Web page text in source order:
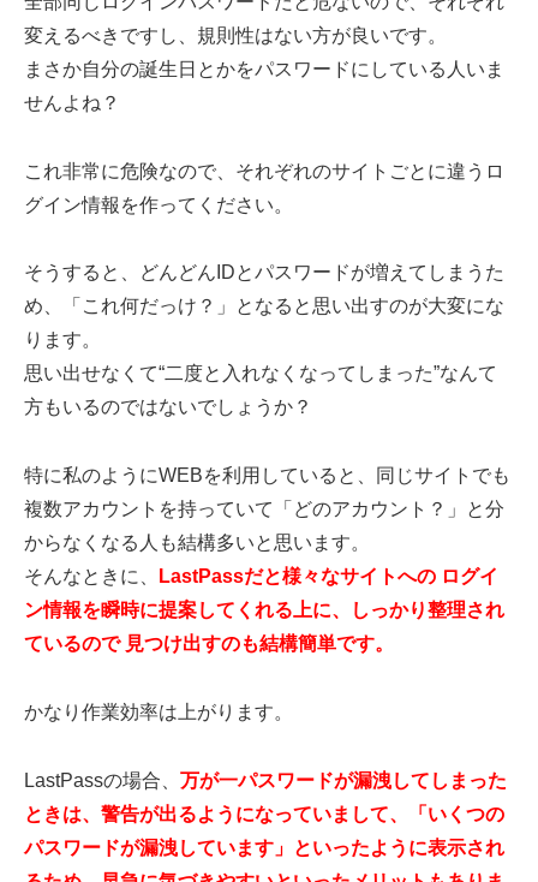
変えるべきですし、規則性はない方が良いです。
まさか自分の誕生日とかをパスワードにしている人いま
せんよね？
これ非常に危険なので、それぞれのサイトごとに違うロ
グイン情報を作ってください。
そうすると、どんどんIDとパスワードが増えてしまうた
め、「これ何だっけ？」となると思い出すのが大変にな
ります。
思い出せなくて“二度と入れなくなってしまった”なんて
方もいるのではないでしょうか？
特に私のようにWEBを利用していると、同じサイトでも
複数アカウントを持っていて「どのアカウント？」と分
からなくなる人も結構多いと思います。
そんなときに、
LastPassだと様々なサイトへの ログイ
ン情報を瞬時に提案してくれる上に、しっかり整理され
ているので 見つけ出すのも結構簡単です。
かなり作業効率は上がります。
LastPassの場合、 万が一パスワードが漏洩してしまった
ときは、警告が出るようになっていまして、「いくつの
パスワードが漏洩しています」といったように表示され